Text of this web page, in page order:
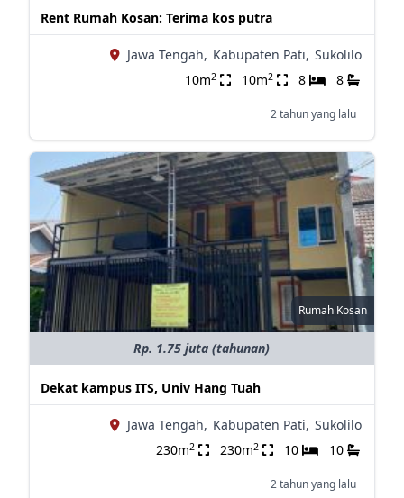
Rent Rumah Kosan: Terima kos putra
Jawa Tengah, Kabupaten Pati, Sukolilo
10m2 10m2 8 8
2 tahun yang lalu
Rumah Kosan
Rp. 1.75 juta (tahunan)
Dekat kampus ITS, Univ Hang Tuah
Jawa Tengah, Kabupaten Pati, Sukolilo
230m2 230m2 10 10
2 tahun yang lalu